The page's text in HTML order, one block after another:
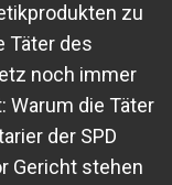
zu
Täter des
noch immer
Warum die Täter
der SPD
Gericht stehen